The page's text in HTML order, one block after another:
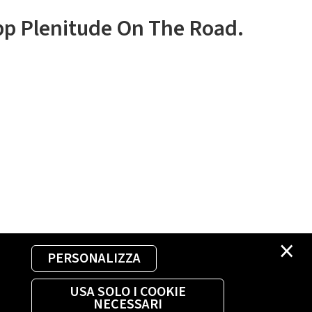
×
PERSONALIZZA
USA SOLO I COOKIE
NECESSARI
Plenitude On The Road.